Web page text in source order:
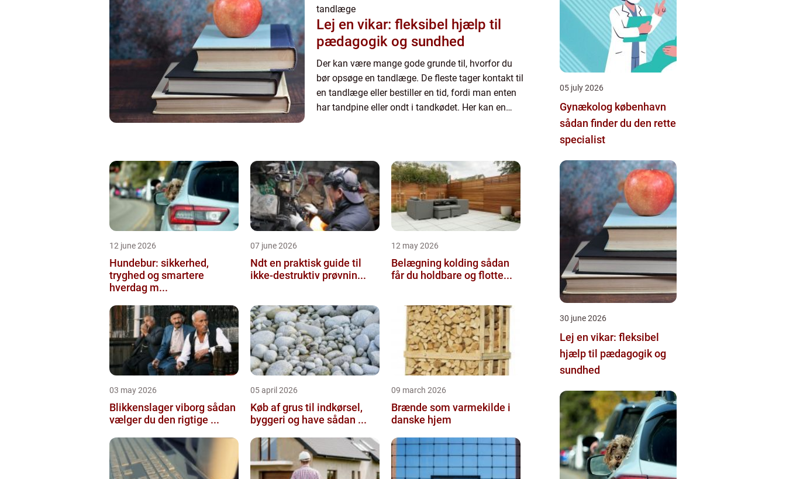
tandlæge
Lej en vikar: fleksibel hjælp til
pædagogik og sundhed
Der kan være mange gode grunde til, hvorfor du
bør opsøge en tandlæge. De fleste tager kontakt til
en tandlæge eller bestiller en tid, fordi man enten
har tandpine eller ondt i tandkødet. Her kan en
12 june 2026
Hundebur: sikkerhed,
tryghed og smartere
hverdag m...
07 june 2026
Ndt en praktisk guide til
ikke-destruktiv prøvnin...
12 may 2026
Belægning kolding sådan
får du holdbare og flotte...
03 may 2026
Blikkenslager viborg sådan
vælger du den rigtige ...
05 april 2026
Køb af grus til indkørsel,
byggeri og have sådan ...
09 march 2026
Brænde som varmekilde i
danske hjem
05 july 2026
Gynækolog københavn
sådan finder du den rette
specialist
30 june 2026
Lej en vikar: fleksibel
hjælp til pædagogik og
sundhed